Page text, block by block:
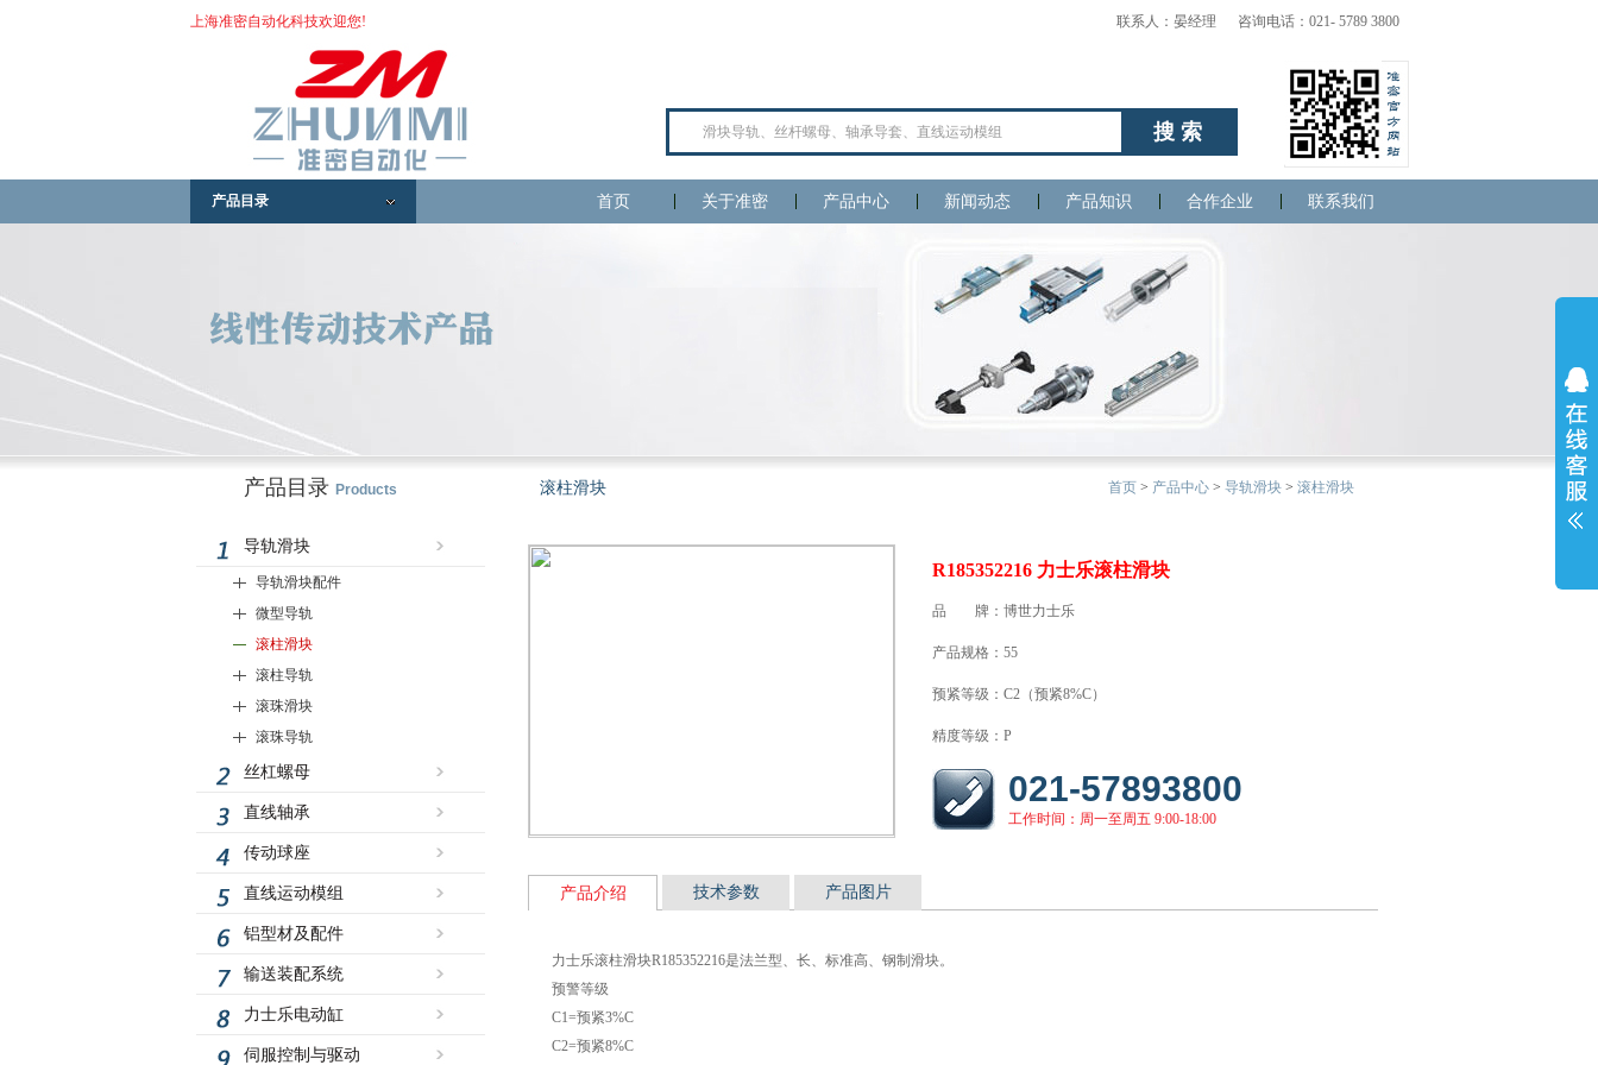
联系人：晏经理 咨询电话：021- 5789 3800
上海准密自动化科技欢迎您!
搜索
产品目录 首页 关于准密 产品中心 新闻动态 产品知识 合作企业 联系我们
产品目录 Products
导轨滑块
导轨滑块配件
微型导轨
滚柱滑块
滚柱导轨
滚珠滑块
滚珠导轨
丝杠螺母
直线轴承
传动球座
直线运动模组
铝型材及配件
输送装配系统
力士乐电动缸
伺服控制与驱动
滚柱滑块 首页 > 产品中心 > 导轨滑块 > 滚柱滑块
R185352216 力士乐滚柱滑块
品 牌：博世力士乐
产品规格：55
预紧等级：C2（预紧8%C）
精度等级：P
021-57893800
工作时间：周一至周五 9:00-18:00
产品介绍 技术参数 产品图片
力士乐滚柱滑块R185352216是法兰型、长、标准高、钢制滑块。
预警等级
C1=预紧3%C
C2=预紧8%C